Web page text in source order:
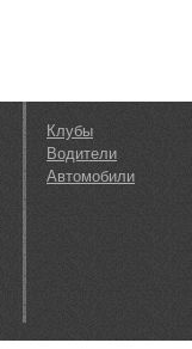
Клубы
Водители
Автомобили